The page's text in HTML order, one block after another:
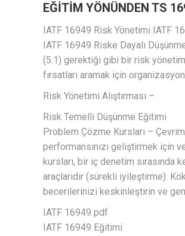
EĞİTİM YÖNÜNDEN TS
IATF 16949 Risk Yönetimi IATF
IATF 16949 Riske Dayalı
(5.1) gerektiği gibi bir risk
fırsatları aramak için
Risk Yönetimi Alıştırması –
Risk Temelli Düşünme Eğitimi
Problem Çözme Kursları –
performansınızı geliştirmek için
kursları, bir iç denetim
araçlarıdır (sürekli iyileştirme).
becerilerinizi keskinleştirin ve
IATF 16949 pdf
IATF 16949 Eğitimi